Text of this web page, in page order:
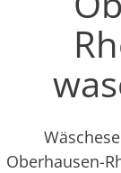
Oberhausen-